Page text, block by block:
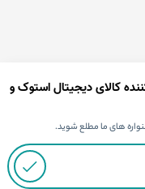
کالای دیجیتال استوک و
های ما مطلع شوید.